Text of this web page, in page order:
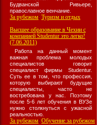
Будванской Ривьере,
православное венчание.
За рубежом: Туризм и отдых
Высшее образование в Чехии с
компанией Studentur это легко!
(7.06.2011)
Работа на данный момент
важная проблема молодых
специалистов говорит
специалист фирмы Studentur.
Суть ее в том, что профессия,
которую выбирают будущие
специалисты, часто не
востребована у нас. Поэтому
после 5-6 лет обучения в ВУЗе
нужно столкнуться с ужасной
реальностью.
За рубежом: Обучение за рубежом